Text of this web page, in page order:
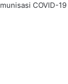
COVID-